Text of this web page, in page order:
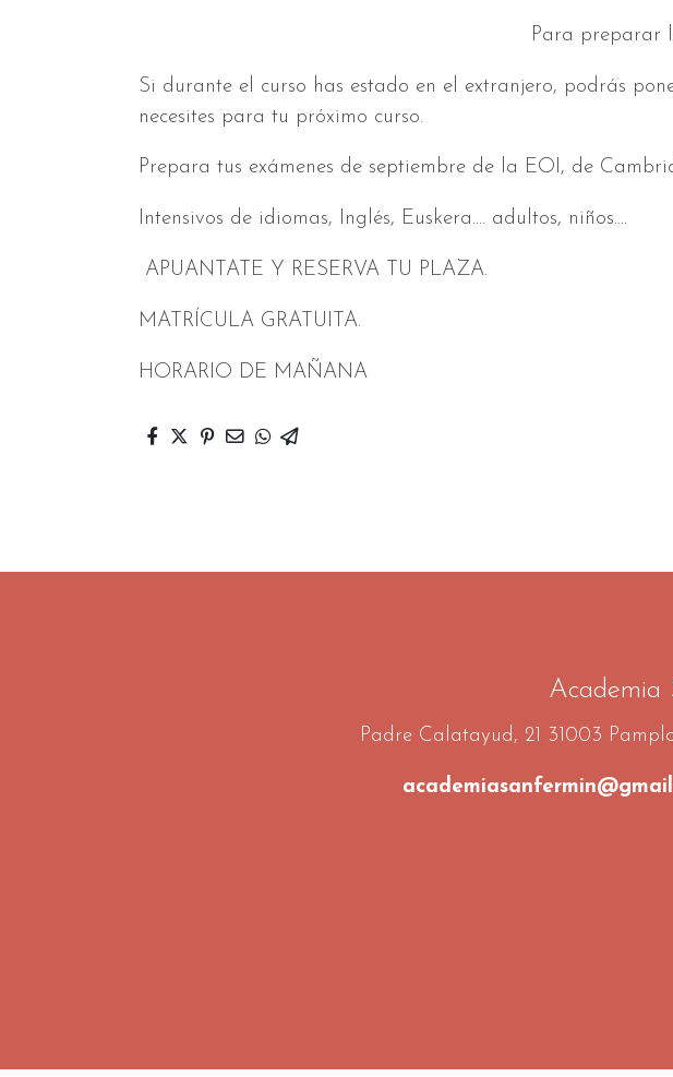
Para preparar los exámenes a
Si durante el curso has estado en el extranjero, podrás
necesites para tu próximo curso.
Prepara tus exámenes de septiembre de la EOI, de
Intensivos de idiomas, Inglés, Euskera.... adultos, niños....
APUANTATE Y RESERVA TU PLAZA.
MATRÍCULA GRATUITA.
HORARIO DE MAÑANA
Academia
Padre Calatayud, 21 31003